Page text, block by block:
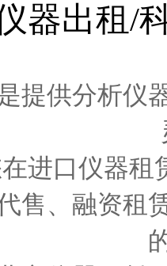
器出租/
提供分析仪
进口仪器租
售、融资租